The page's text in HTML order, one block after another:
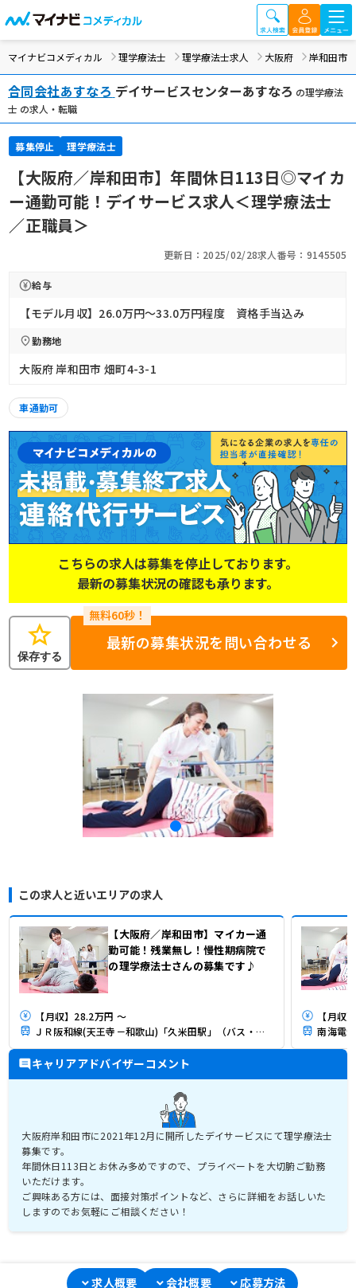
マイナビコメディカル 理学療法士 理学療法士求人 大阪府 岸和田市
合同会社あすなろ デイサービスセンターあすなろ の理学療法
士 の求人・転職
募集停止 理学療法士
【大阪府／岸和田市】年間休日113日◎マイカ
ー通勤可能！デイサービス求人＜理学療法士
／正職員＞
更新日：2025/02/28求人番号：9145505
給与
【モデル月収】26.0万円〜33.0万円程度 資格手当込み
勤務地
大阪府 岸和田市 畑町4-3-1
車通勤可
こちらの求人は募集を停止しております。
最新の募集状況の確認も承ります。
star
保存する
最新の募集状況を問い合わせる
この求人と近いエリアの求人
【大阪府／岸和田市】マイカー通
勤可能！残業無し！慢性期病院で
の理学療法士さんの募集です♪
【月収】28.2万円 ～
ＪＲ阪和線(天王寺－和歌山)「久米田駅」（バス・車8分）
【月収
南海電
キャリアアドバイザーコメント
大阪府岸和田市に2021年12月に開所したデイサービスにて理学療法士
募集です。
年間休日113日とお休み多めですので、プライベートを大切腑ご勤務
いただけます。
ご興味ある方には、面接対策ポイントなど、さらに詳細をお話しいた
しますのでお気軽にご相談ください！
求人概要 会社概要 応募方法